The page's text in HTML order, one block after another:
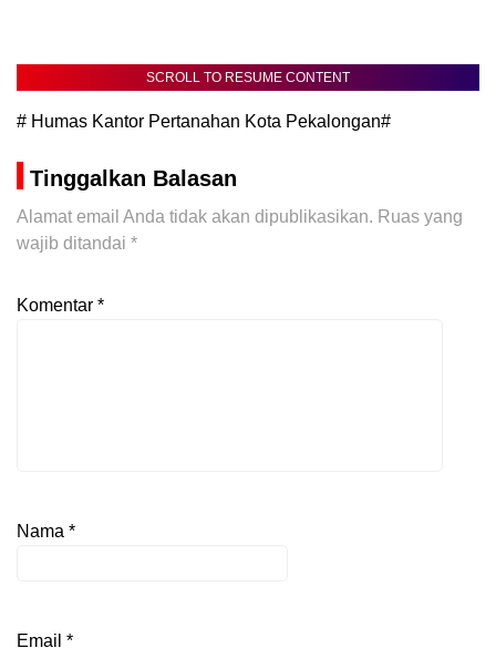
SCROLL TO RESUME CONTENT
# Humas Kantor Pertanahan Kota Pekalongan#
Tinggalkan Balasan
Alamat email Anda tidak akan dipublikasikan. Ruas yang
wajib ditandai *
Komentar *
Nama *
Email *